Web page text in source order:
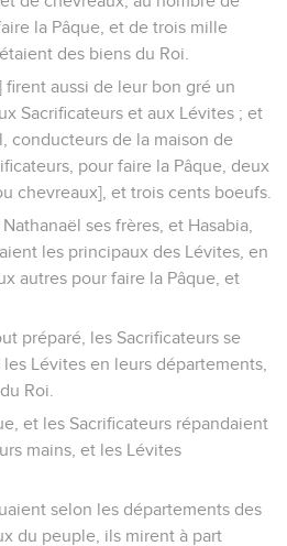
la Pâque, et de trois mille
des biens du Roi.
firent aussi de leur bon gré un
Sacrificateurs et aux Lévites ; et
conducteurs de la maison de
pour faire la Pâque, deux
chevreaux], et trois cents boeufs.
ses frères, et Hasabia,
les principaux des Lévites, en
autres pour faire la Pâque, et
préparé, les Sacrificateurs se
Lévites en leurs départements,
Roi.
et les Sacrificateurs répandaient
mains, et les Lévites
selon les départements des
du peuple, ils mirent à part